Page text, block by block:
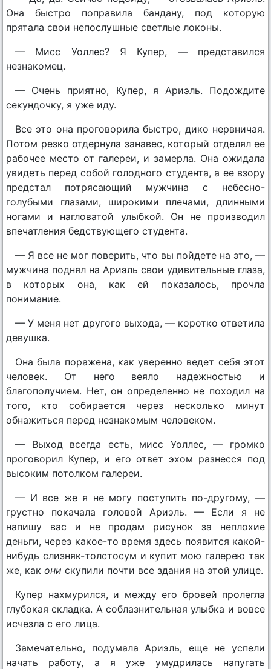
Она быстро поправила бандану, под которую
прятала свои непослушные светлые локоны.
— Мисс Уоллес? Я Купер, — представился
незнакомец.
— Очень приятно, Купер, я Ариэль. Подождите
секундочку, я уже иду.
Все это она проговорила быстро, дико нервничая.
Потом резко отдернула занавес, который отделял ее
рабочее место от галереи, и замерла. Она ожидала
увидеть перед собой голодного студента, а ее взору
предстал потрясающий мужчина с небесно-
голубыми глазами, широкими плечами, длинными
ногами и нагловатой улыбкой. Он не производил
впечатления бедствующего студента.
— Я все не мог поверить, что вы пойдете на это, —
мужчина поднял на Ариэль свои удивительные глаза,
в которых она, как ей показалось, прочла
понимание.
— У меня нет другого выхода, — коротко ответила
девушка.
Она была поражена, как уверенно ведет себя этот
человек. От него веяло надежностью и
благополучием. Нет, он определенно не походил на
того, кто собирается через несколько минут
обнажиться перед незнакомым человеком.
— Выход всегда есть, мисс Уоллес, — громко
проговорил Купер, и его ответ эхом разнесся под
высоким потолком галереи.
— И все же я не могу поступить по-другому, —
грустно покачала головой Ариэль. — Если я не
напишу вас и не продам рисунок за неплохие
деньги, через какое-то время здесь появится какой-
нибудь слизняк-толстосум и купит мою галерею так
же, как они скупили почти все здания на этой улице.
Купер нахмурился, и между его бровей пролегла
глубокая складка. А соблазнительная улыбка и вовсе
исчезла с его лица.
Замечательно, подумала Ариэль, еще не успели
начать работу, а я уже умудрилась напугать